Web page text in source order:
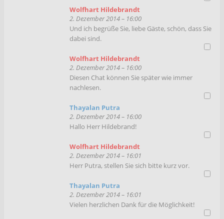
Wolfhart Hildebrandt
2. Dezember 2014 – 16:00
Und ich begrüße Sie, liebe Gäste, schön, dass Sie
dabei sind.
Wolfhart Hildebrandt
2. Dezember 2014 – 16:00
Diesen Chat können Sie später wie immer
nachlesen.
Thayalan Putra
2. Dezember 2014 – 16:00
Hallo Herr Hildebrand!
Wolfhart Hildebrandt
2. Dezember 2014 – 16:01
Herr Putra, stellen Sie sich bitte kurz vor.
Thayalan Putra
2. Dezember 2014 – 16:01
Vielen herzlichen Dank für die Möglichkeit!